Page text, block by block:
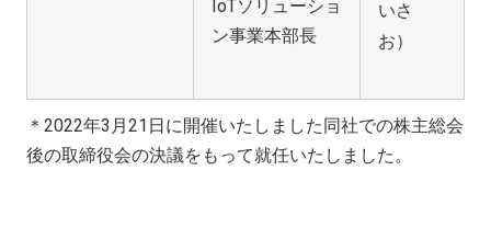
IoTソリューショ
ン事業本部長
いさ
お）
＊2022年3月21日に開催いたしました同社での株主総会
後の取締役会の決議をもって就任いたしました。